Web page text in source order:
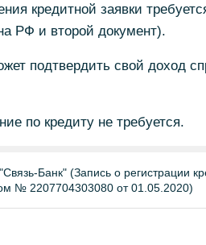
кредитной заявки
РФ и второй документ).
подтвердить свой доход
по кредиту не требуется.
Банк" (Запись о регистрации
№ 2207704303080 от 01.05.2020)